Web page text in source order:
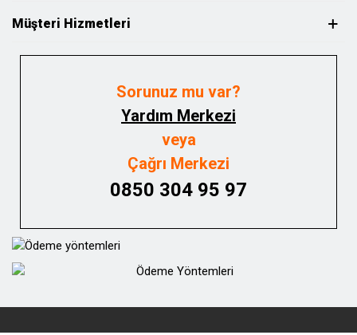
Müşteri Hizmetleri
Sorunuz mu var?
Yardım Merkezi
veya
Çağrı Merkezi
0850 304 95 97